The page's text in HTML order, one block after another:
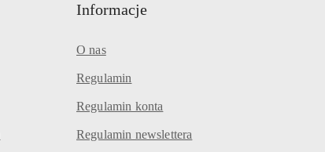
Informacje
O nas
Regulamin
Regulamin konta
Regulamin newslettera